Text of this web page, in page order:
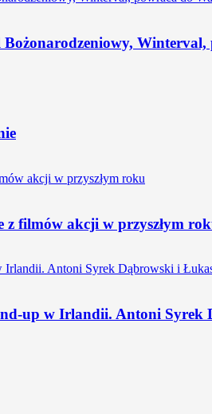
z filmów akcji w przyszłym
up w Irlandii. Antoni Syrek